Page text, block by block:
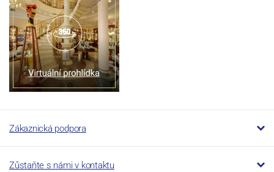
Zákaznická podpora
Zůstaňte s námi v kontaktu